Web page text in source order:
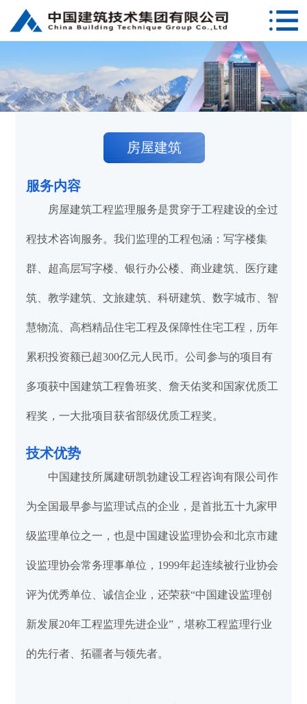
房屋建筑
服务内容
房屋建筑工程监理服务是贯穿于工程建设的全过
程技术咨询服务。我们监理的工程包涵：写字楼集
群、超高层写字楼、银行办公楼、商业建筑、医疗建
筑、教学建筑、文旅建筑、科研建筑、数字城市、智
慧物流、高档精品住宅工程及保障性住宅工程，历年
累积投资额已超300亿元人民币。公司参与的项目有
多项获中国建筑工程鲁班奖、詹天佑奖和国家优质工
程奖，一大批项目获省部级优质工程奖。
技术优势
中国建技所属建研凯勃建设工程咨询有限公司作
为全国最早参与监理试点的企业，是首批五十九家甲
级监理单位之一，也是中国建设监理协会和北京市建
设监理协会常务理事单位，1999年起连续被行业协会
评为优秀单位、诚信企业，还荣获“中国建设监理创
新发展20年工程监理先进企业”，堪称工程监理行业
的先行者、拓疆者与领先者。